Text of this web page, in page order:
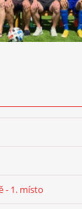
- 1. místo